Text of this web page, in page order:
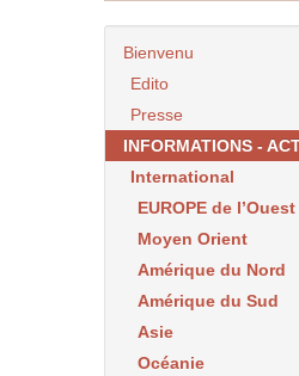
Bienvenu
Edito
Presse
INFORMATIONS -
International
EUROPE de l’Ouest
Moyen Orient
Amérique du Nord
Amérique du Sud
Asie
Océanie